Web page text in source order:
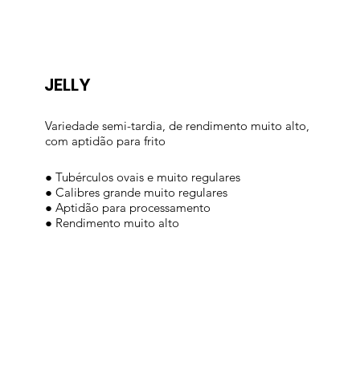
JELLY
Variedade semi-tardia, de rendimento muito alto,
com aptidão para frito
● Tubérculos ovais e muito regulares
● Calibres grande muito regulares
● Aptidão para processamento
● Rendimento muito alto